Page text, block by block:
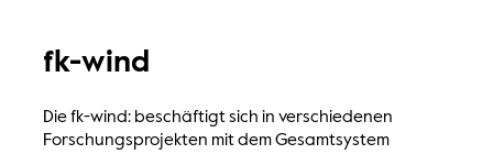
fk-wind
Die fk-wind: beschäftigt sich in verschiedenen
Forschungsprojekten mit dem Gesamtsystem